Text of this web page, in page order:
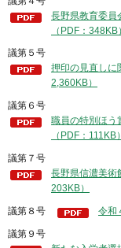
長野県教育委員
（PDF：348KB）
議第５号
押印の見直しに
2,360KB）
議第６号
職員の特別ほう
（PDF：111KB）
議第７号
長野県信濃美術
203KB）
議第８号 令和
議第９号